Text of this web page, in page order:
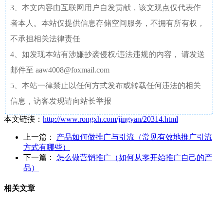
3、本文内容由互联网用户自发贡献，该文观点仅代表作
者本人。本站仅提供信息存储空间服务，不拥有所有权，
不承担相关法律责任
4、如发现本站有涉嫌抄袭侵权/违法违规的内容， 请发送
邮件至 aaw4008@foxmail.com
5、本站一律禁止以任何方式发布或转载任何违法的相关
信息，访客发现请向站长举报
本文链接： http://www.rongxh.com/jingyan/20314.html
上一篇： 产品如何做推广与引流（常见有效地推广引流
方式有哪些）
下一篇： 怎么做营销推广（如何从零开始推广自己的产
品）
相关文章